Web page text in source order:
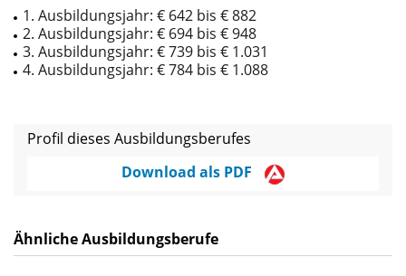
1. Ausbildungsjahr: € 642 bis € 882
2. Ausbildungsjahr: € 694 bis € 948
3. Ausbildungsjahr: € 739 bis € 1.031
4. Ausbildungsjahr: € 784 bis € 1.088
Profil dieses Ausbildungsberufes
Download als PDF
Ähnliche Ausbildungsberufe